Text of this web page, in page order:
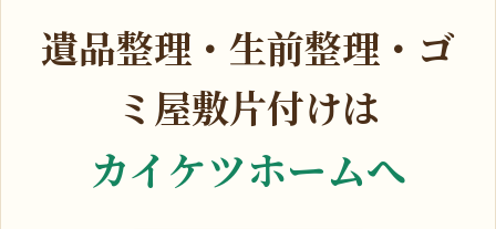
遺品整理・生前整理・ゴ
ミ屋敷片付けは
カイケツホームへ